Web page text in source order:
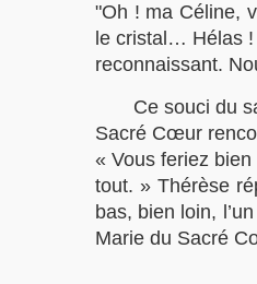
"Oh ! ma Céline,
le cristal… Hélas
reconnaissant.
Ce souci du
Sacré Cœur
« Vous feriez
tout. » Thérèse
bas, bien loin,
Marie du Sacré